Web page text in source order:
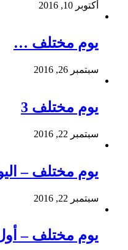
أكتوبر 10, 2016
يوم مختلف …
سبتمبر 26, 2016
يوم مختلف 3
سبتمبر 22, 2016
يوم مختلف –
سبتمبر 22, 2016
يوم مختلف –